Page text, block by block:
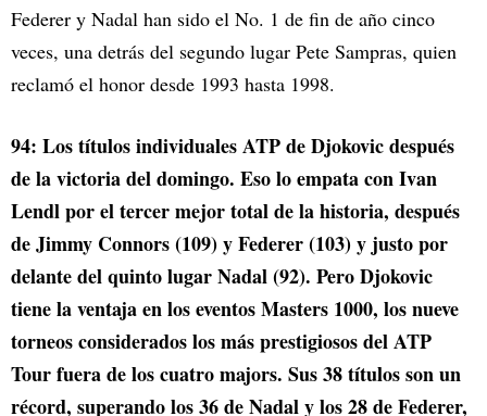
Federer y Nadal han sido el No. 1 de fin de año cinco
veces, una detrás del segundo lugar Pete Sampras, quien
reclamó el honor desde 1993 hasta 1998.
94: Los títulos individuales ATP de Djokovic después
de la victoria del domingo. Eso lo empata con Ivan
Lendl por el tercer mejor total de la historia, después
de Jimmy Connors (109) y Federer (103) y justo por
delante del quinto lugar Nadal (92). Pero Djokovic
tiene la ventaja en los eventos Masters 1000, los nueve
torneos considerados los más prestigiosos del ATP
Tour fuera de los cuatro majors. Sus 38 títulos son un
récord, superando los 36 de Nadal y los 28 de Federer,